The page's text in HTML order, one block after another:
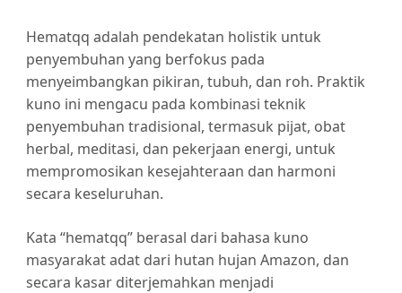
Hematqq adalah pendekatan holistik untuk
penyembuhan yang berfokus pada
menyeimbangkan pikiran, tubuh, dan roh. Praktik
kuno ini mengacu pada kombinasi teknik
penyembuhan tradisional, termasuk pijat, obat
herbal, meditasi, dan pekerjaan energi, untuk
mempromosikan kesejahteraan dan harmoni
secara keseluruhan.
Kata “hematqq” berasal dari bahasa kuno
masyarakat adat dari hutan hujan Amazon, dan
secara kasar diterjemahkan menjadi